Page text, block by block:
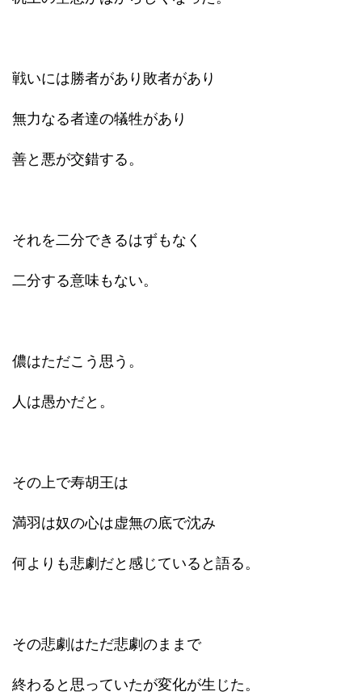
戦いには勝者があり敗者があり
無力なる者達の犠牲があり
善と悪が交錯する。
それを二分できるはずもなく
二分する意味もない。
儂はただこう思う。
人は愚かだと。
その上で寿胡王は
満羽は奴の心は虚無の底で沈み
何よりも悲劇だと感じていると語る。
その悲劇はただ悲劇のままで
終わると思っていたが変化が生じた。